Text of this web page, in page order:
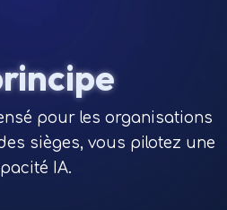
pour les organisations
sièges, vous pilotez une
IA.